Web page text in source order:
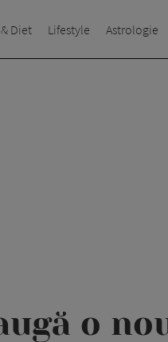
Diet Lifestyle Astrologie
o